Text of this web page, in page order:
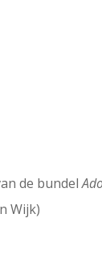
de bundel
Wijk)